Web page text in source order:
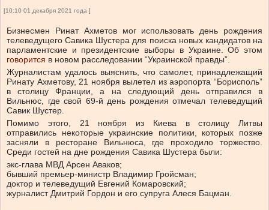
[10:10 01 декабря 2021 года ]
Бизнесмен Ринат Ахметов мог использовать день рождения
телеведущего Савика Шустера для поиска новых кандидатов на
парламентские и президентские выборы в Украине. Об этом
говорится в новом расследовании “Украинской правды”.
Журналистам удалось выяснить, что самолет, принадлежащий
Ринату Ахметову, 21 ноября вылетел из аэропорта “Борисполь”
в столицу Франции, а на следующий день отправился в
Вильнюс, где свой 69-й день рождения отмечал телеведущий
Савик Шустер.
Помимо этого, 21 ноября из Киева в столицу Литвы
отправились некоторые украинские политики, которых позже
засняли в ресторане Вильнюса, где проходило торжество.
Среди гостей на дне рождения Савика Шустера были:
экс-глава МВД Арсен Аваков;
бывший премьер-министр Владимир Гройсман;
доктор и телеведущий Евгений Комаровский;
журналист Дмитрий Гордон и его супруга Алеся Бацман.